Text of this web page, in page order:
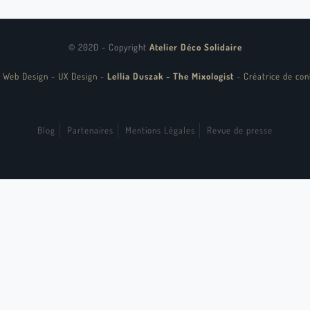
© 2020 - Copyright Atelier Déco Solidaire
Design - UX Design - Lellia Duszak - The Mixologist - Créatrice de
Blog Partenaires Mentions Légales Revue de presse